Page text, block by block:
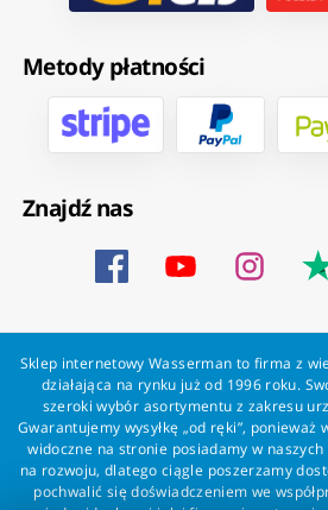
Metody płatności
Znajdź nas
Sklep internetowy Wasserman to firma z
działająca na rynku już od 1996 roku.
szeroki wybór asortymentu z zakresu
Gwarantujemy wysyłkę „od ręki”, ponieważ
widoczne na stronie posiadamy w
na rozwoju, dlatego ciągle poszerzamy
pochwalić się doświadczeniem we